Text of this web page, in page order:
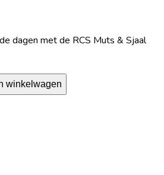
dagen met de RCS Muts & Sjaal
winkelwagen